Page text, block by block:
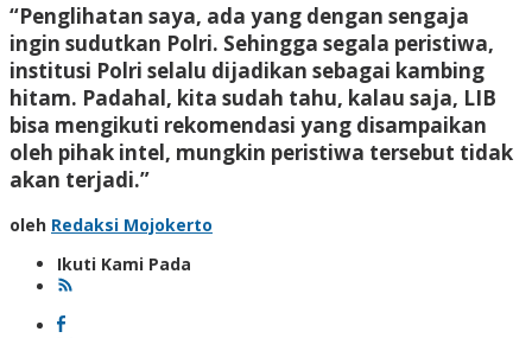
“Penglihatan saya, ada yang dengan sengaja
ingin sudutkan Polri. Sehingga segala peristiwa,
institusi Polri selalu dijadikan sebagai kambing
hitam. Padahal, kita sudah tahu, kalau saja, LIB
bisa mengikuti rekomendasi yang disampaikan
oleh pihak intel, mungkin peristiwa tersebut tidak
akan terjadi.”
oleh Redaksi Mojokerto
Ikuti Kami Pada